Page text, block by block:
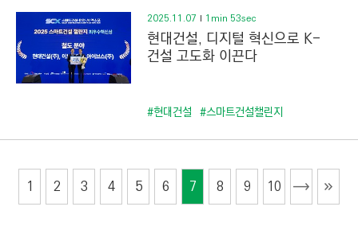
2025.11.07 1min 53sec
현대건설, 디지털 혁신으로 K-
건설 고도화 이끈다
#현대건설 #스마트건설챌린지
1 2 3 4 5 6 7 8 9 10